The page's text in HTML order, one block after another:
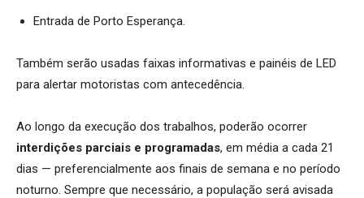
Entrada de Porto Esperança.
Também serão usadas faixas informativas e painéis de LED
para alertar motoristas com antecedência.
Ao longo da execução dos trabalhos, poderão ocorrer
interdições parciais e programadas, em média a cada 21
dias — preferencialmente aos finais de semana e no período
noturno. Sempre que necessário, a população será avisada